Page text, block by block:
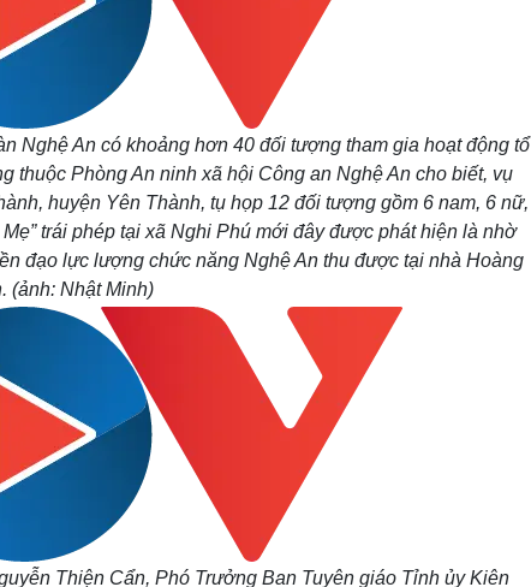
Nghệ An có khoảng hơn 40 đối tượng tham gia hoạt động tổ
thuộc Phòng An ninh xã hội Công an Nghệ An cho biết, vụ
huyện Yên Thành, tụ họp 12 đối tượng gồm 6 nam, 6 nữ,
trái phép tại xã Nghi Phú mới đây được phát hiện là nhờ
đạo lực lượng chức năng Nghệ An thu được tại nhà Hoàng
(ảnh: Nhật Minh)
Thiện Cẩn, Phó Trưởng Ban Tuyên giáo Tỉnh ủy Kiên